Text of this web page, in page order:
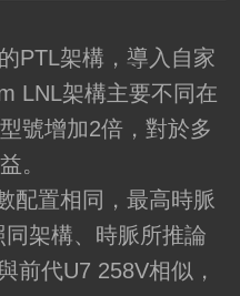
PTL架構，導入自家
LNL架構主要不同在
號增加2倍，對於多
。
配置相同，最高時脈
架構、時脈所推論
前代U7 258V相似，